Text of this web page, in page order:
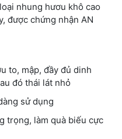
nhung hươu khô cao
được chứng nhận AN
to, mập, đầy đủ dinh
đó thái lát nhỏ
sử dụng
trọng, làm quà biếu cực